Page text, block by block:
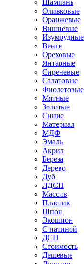
Шампань
Оливковые
Оранжевые
Вишневые
Изумрудные
Венге
Ореховые
Янтарные
Сиреневые
Салатовые
Фиолетовые
Мятные
Золотые
Синие
Материал
МДФ
Эмаль
Акрил
Береза
Дерево
Дуб
ЛДСП
Массив
Пластик
Шпон
Экошпон
С патиной
ДСП
Стоимость
Дешевые